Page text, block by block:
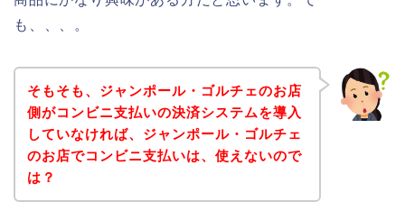
も、、、。
そもそも、ジャンポール・ゴルチェのお店
側がコンビニ支払いの決済システムを導入
していなければ、ジャンポール・ゴルチェ
のお店でコンビニ支払いは、使えないので
は？